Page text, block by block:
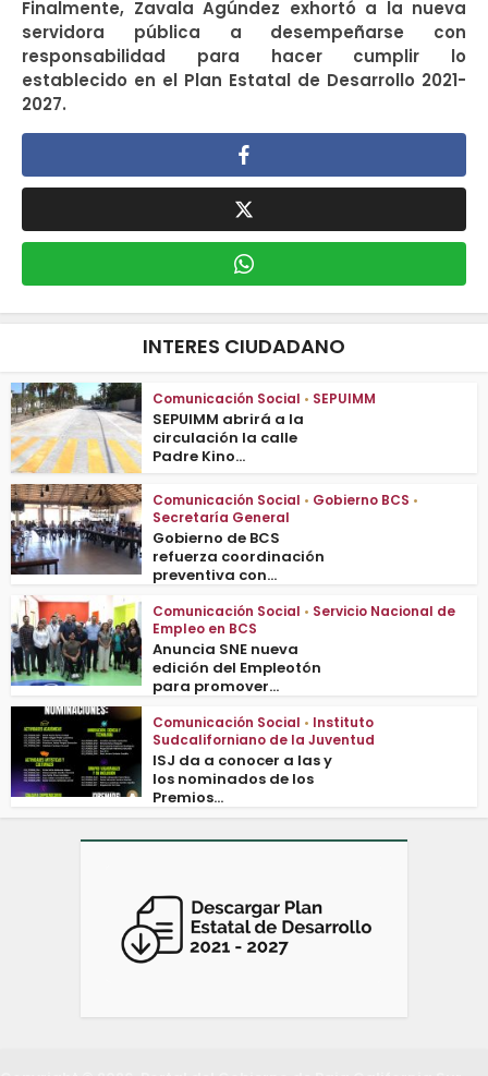
Finalmente, Zavala Agúndez exhortó a la nueva
servidora pública a desempeñarse con
responsabilidad para hacer cumplir lo
establecido en el Plan Estatal de Desarrollo 2021-
2027.
INTERES CIUDADANO
Comunicación Social • SEPUIMM
SEPUIMM abrirá a la
circulación la calle
Padre Kino...
Comunicación Social • Gobierno BCS •
Secretaría General
Gobierno de BCS
refuerza coordinación
preventiva con...
Comunicación Social • Servicio Nacional de
Empleo en BCS
Anuncia SNE nueva
edición del Empleotón
para promover...
Comunicación Social • Instituto
Sudcaliforniano de la Juventud
ISJ da a conocer a las y
los nominados de los
Premios...